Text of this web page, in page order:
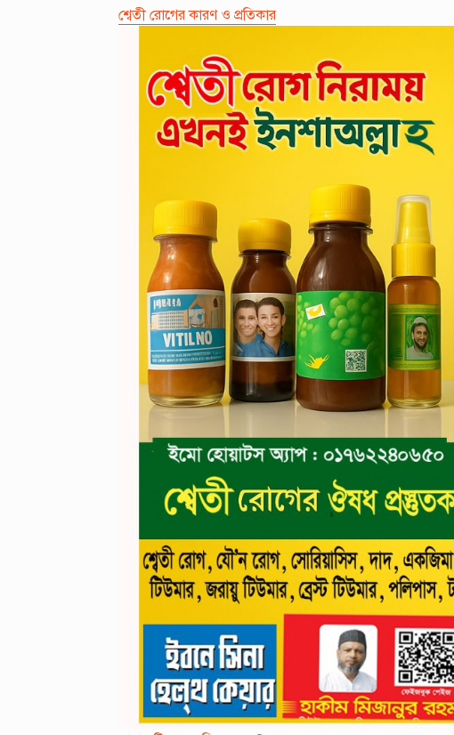
শ্বেতী রোগের কারণ ও প্রতিকার